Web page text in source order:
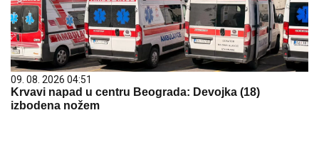
09. 08. 2026 04:51
Krvavi napad u centru Beograda: Devojka (18)
izbodena nožem